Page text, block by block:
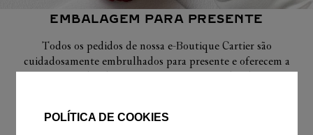
POLÍTICA DE COOKIES
EMBALAGEM PARA PRESENTE
Todos os pedidos de nossa e-Boutique Cartier são
cuidadosamente embrulhados para presente e oferecem a
opção de adicionar um cartão personalizado.